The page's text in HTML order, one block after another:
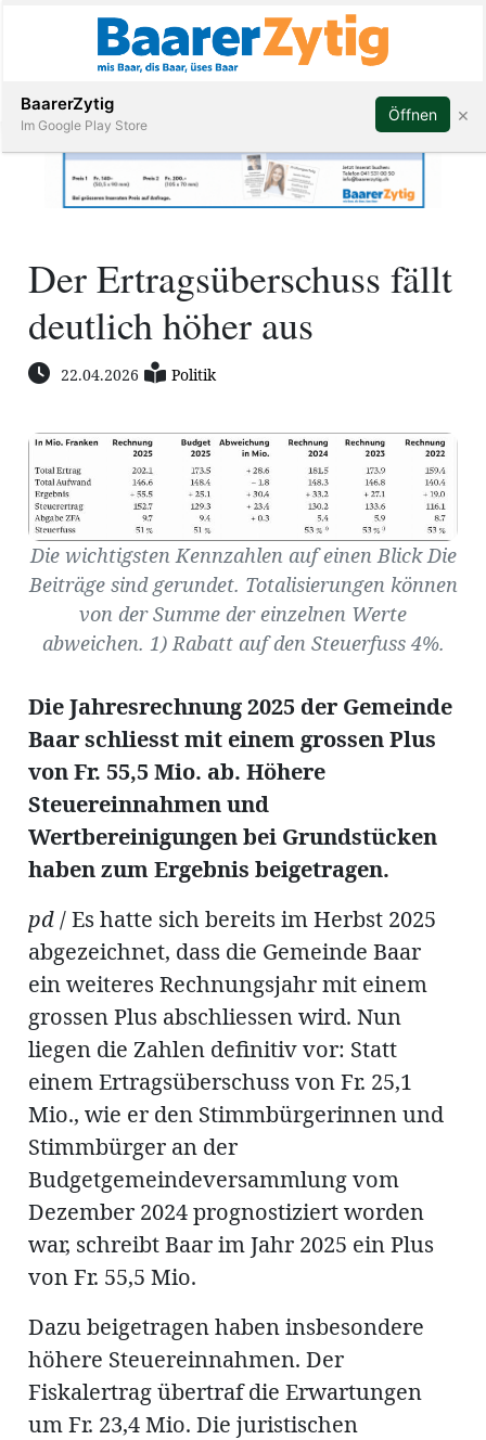
Veranstaltungen
Stellen
Amtliche
Mitteilungen
Abonnieren
Der Ertragsüberschuss fällt
deutlich höher aus
22.04.2026 Politik
Die wichtigsten Kennzahlen auf einen Blick Die
Beiträge sind gerundet. Totalisierungen können
von der Summe der einzelnen Werte
abweichen. 1) Rabatt auf den Steuerfuss 4%.
Die Jahresrechnung 2025 der Gemeinde
Baar schliesst mit einem grossen Plus
von Fr. 55,5 Mio. ab. Höhere
Steuereinnahmen und
Wertbereinigungen bei Grundstücken
haben zum Ergebnis beigetragen.
pd/ Es hatte sich bereits im Herbst 2025
abgezeichnet, dass die Gemeinde Baar
ein weiteres Rechnungsjahr mit einem
grossen Plus abschliessen wird. Nun
liegen die Zahlen definitiv vor: Statt
einem Ertragsüberschuss von Fr. 25,1
Mio., wie er den Stimmbürgerinnen und
Stimmbürger an der
Budgetgemeindeversammlung vom
Dezember 2024 prognostiziert worden
war, schreibt Baar im Jahr 2025 ein Plus
von Fr. 55,5 Mio.
Dazu beigetragen haben insbesondere
höhere Steuereinnahmen. Der
Fiskalertrag übertraf die Erwartungen
um Fr. 23,4 Mio. Die juristischen
BaarerZytig
Im Google Play Store
Öffnen ×